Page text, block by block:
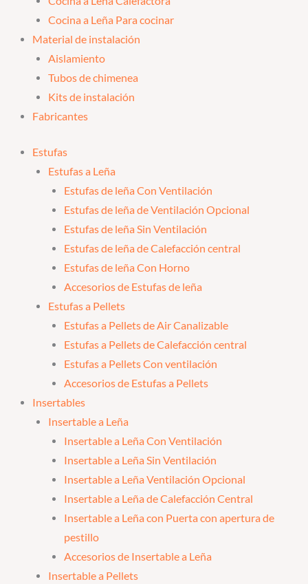
Cocina a Leña Para cocinar
Material de instalación
Aislamiento
Tubos de chimenea
Kits de instalación
Fabricantes
Estufas
Estufas a Leña
Estufas de leña Con Ventilación
Estufas de leña de Ventilación Opcional
Estufas de leña Sin Ventilación
Estufas de leña de Calefacción central
Estufas de leña Con Horno
Accesorios de Estufas de leña
Estufas a Pellets
Estufas a Pellets de Air Canalizable
Estufas a Pellets de Calefacción central
Estufas a Pellets Con ventilación
Accesorios de Estufas a Pellets
Insertables
Insertable a Leña
Insertable a Leña Con Ventilación
Insertable a Leña Sin Ventilación
Insertable a Leña Ventilación Opcional
Insertable a Leña de Calefacción Central
Insertable a Leña con Puerta con apertura de
pestillo
Accesorios de Insertable a Leña
Insertable a Pellets